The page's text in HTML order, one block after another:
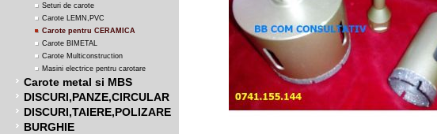
Seturi de carote
Carote LEMN,PVC
Carote pentru CERAMICA
Carote BIMETAL
Carote Multiconstruction
Masini electrice pentru carotare
Carote metal si MBS
DISCURI,PANZE,CIRCULAR
DISCURI,TAIERE,POLIZARE
BURGHIE